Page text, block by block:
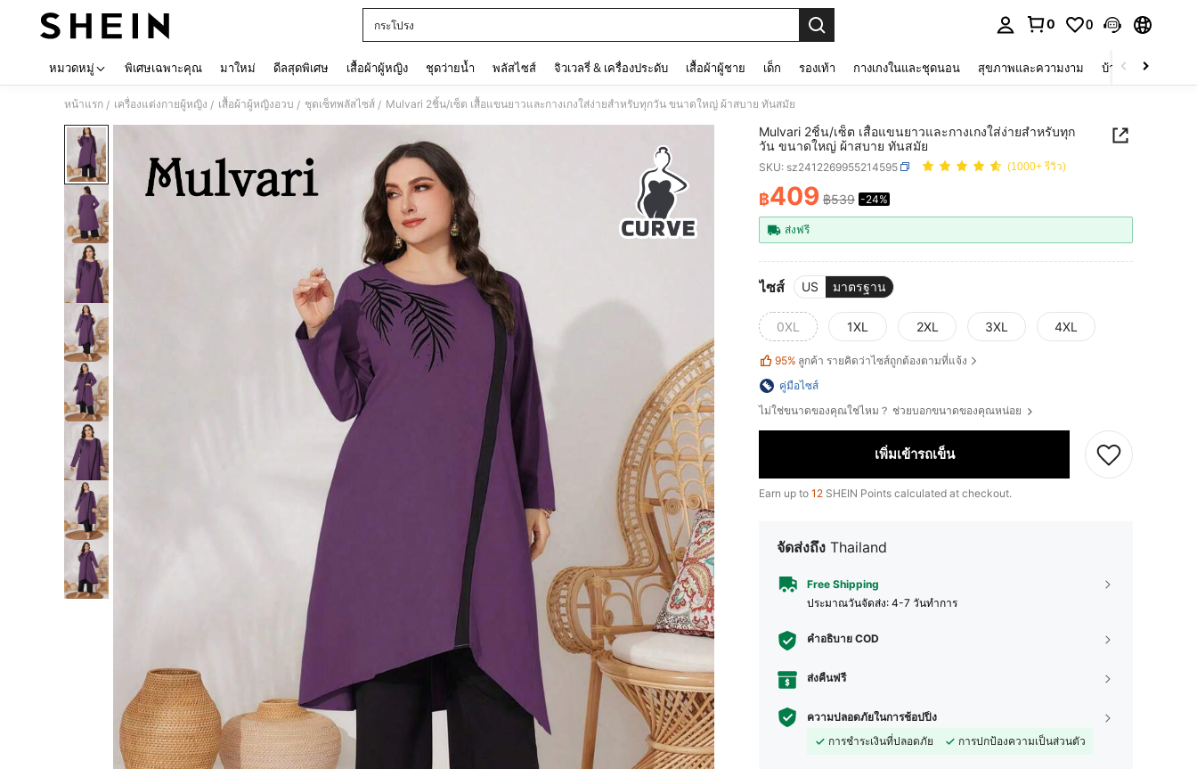
กระโปรง
0 0
หมวดหมู่ พิเศษเฉพาะคุณ มาใหม่ ดีลสุดพิเศษ เสื้อผ้าผู้หญิง ชุดว่ายน้ำ พลัสไซส์ จิวเวลรี่ & เครื่องประดับ เสื้อผ้าผู้ชาย เด็ก รองเท้า กางเกงในและชุดนอน สุขภาพและความงาม บ้านและที่อยู่อาศัย
หน้าแรก / เครื่องแต่งกายผู้หญิง / เสื้อผ้าผู้หญิงอวบ / ชุดเซ็ทพลัสไซส์ / Mulvari 2ชิ้น/เซ็ต เสื้อแขนยาวและกางเกงใส่ง่ายสำหรับทุกวัน ขนาดใหญ่ ผ้าสบาย ทันสมัย
Mulvari 2ชิ้น/เซ็ต เสื้อแขนยาวและกางเกงใส่ง่ายสำหรับทุก
วัน ขนาดใหญ่ ผ้าสบาย ทันสมัย
SKU: sz2412269955214595 (1000+ รีวิว)
PRICE AND AVAILABILITY
฿409 ฿539 -24%
ส่งฟรี
ไซส์ US มาตรฐาน
0XL 1XL 2XL 3XL 4XL
95% ลูกค้า รายคิดว่าไซส์ถูกต้องตามที่แจ้ง
คู่มือไซส์
ไม่ใช่ขนาดของคุณใช่ไหม？ ช่วยบอกขนาดของคุณหน่อย
เพิ่มเข้ารถเข็น
Earn up to 12 SHEIN Points calculated at checkout.
จัดส่งถึง Thailand
Free Shipping
ประมาณวันจัดส่ง: 4-7 วันทำการ
คำอธิบาย COD
ส่งคืนฟรี
ความปลอดภัยในการช้อปปิ้ง
การชำระเงินที่ปลอดภัย
การปกป้องความเป็นส่วนตัว